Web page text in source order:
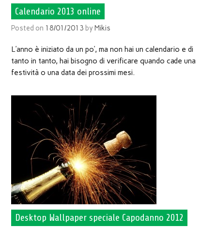
Calendario 2013 online
Posted on 18/01/2013 byMikis
L’anno è iniziato da un po’, ma non hai un calendario e di
tanto in tanto, hai bisogno di verificare quando cade una
festività o una data dei prossimi mesi.
Desktop Wallpaper speciale Capodanno 2012